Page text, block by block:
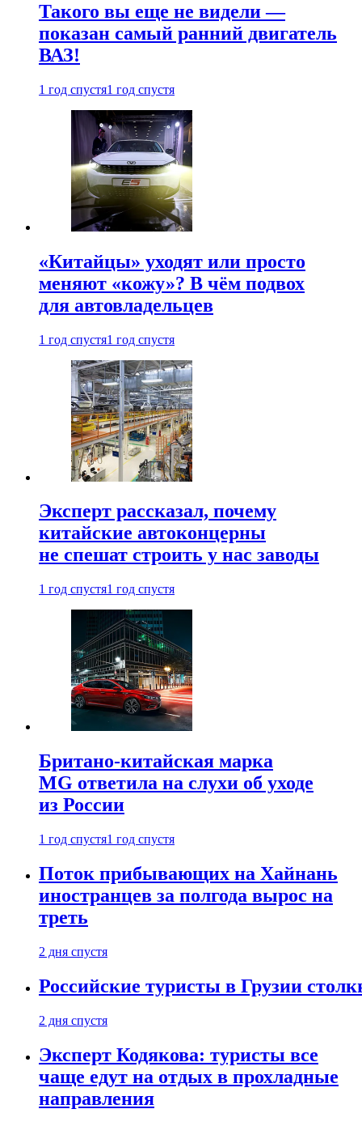
Такого вы еще не видели —
показан самый ранний двигатель
ВАЗ!
1 год спустя1 год спустя
«Китайцы» уходят или просто
меняют «кожу»? В чём подвох
для автовладельцев
1 год спустя1 год спустя
Эксперт рассказал, почему
китайские автоконцерны
не спешат строить у нас заводы
1 год спустя1 год спустя
Британо-китайская марка
MG ответила на слухи об уходе
из России
1 год спустя1 год спустя
Поток прибывающих на Хайнань
иностранцев за полгода вырос на
треть
2 дня спустя
Российские туристы в Грузии
2 дня спустя
Эксперт Кодякова: туристы все
чаще едут на отдых в прохладные
направления